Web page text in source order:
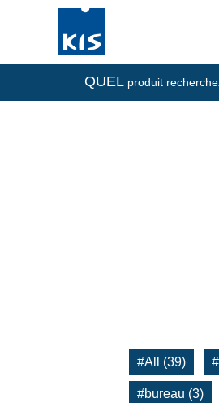
QUEL produit
#All (39)
#bureau (3)